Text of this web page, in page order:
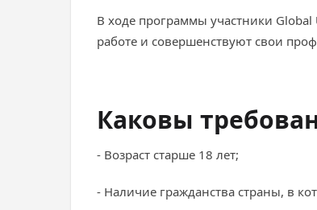
В ходе программы участники
работе и совершенствуют свои
Каковы
- Возраст старше 18 лет;
- Наличие гражданства страны, в